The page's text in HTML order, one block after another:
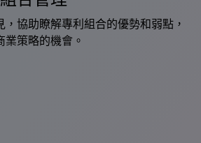
，協助瞭解專利組合的優勢和弱點，
策略的機會。